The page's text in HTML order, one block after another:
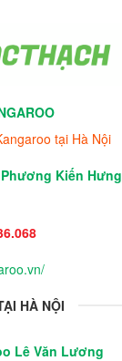
tại Hà Nội
Kiến Hưng
HÀ NỘI
Lê Văn Lương